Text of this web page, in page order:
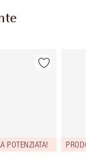
Articolo 2 di 35
POTENZIATA!